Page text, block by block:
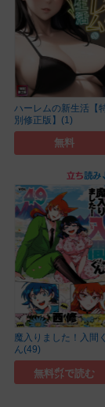
ハーレムの新生活【
別修正版】(1)
無料
魔入りました！入間く
ん(49)
無料㌽で読む